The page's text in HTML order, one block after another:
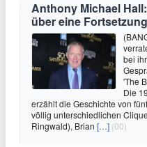
Anthony Michael
über eine
bei
'The
Die
erzählt die Geschichte von
völlig unterschiedlichen
Ringwald), Brian […] (00)